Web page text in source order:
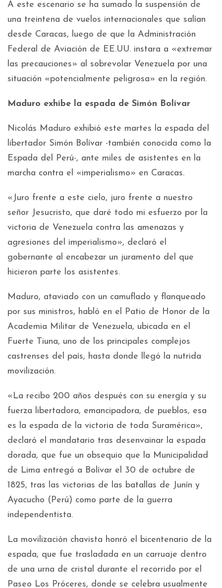
A este escenario se ha sumado la suspensión de
una treintena de vuelos internacionales que salían
desde Caracas, luego de que la Administración
Federal de Aviación de EE.UU. instara a «extremar
las precauciones» al sobrevolar Venezuela por una
situación «potencialmente peligrosa» en la región.
Maduro exhibe la espada de Simón Bolívar
Nicolás Maduro exhibió este martes la espada del
libertador Simón Bolívar -también conocida como la
Espada del Perú-, ante miles de asistentes en la
marcha contra el «imperialismo» en Caracas.
«Juro frente a este cielo, juro frente a nuestro
señor Jesucristo, que daré todo mi esfuerzo por la
victoria de Venezuela contra las amenazas y
agresiones del imperialismo», declaró el
gobernante al encabezar un juramento del que
hicieron parte los asistentes.
Maduro, ataviado con un camuflado y flanqueado
por sus ministros, habló en el Patio de Honor de la
Academia Militar de Venezuela, ubicada en el
Fuerte Tiuna, uno de los principales complejos
castrenses del país, hasta donde llegó la nutrida
movilización.
«La recibo 200 años después con su energía y su
fuerza libertadora, emancipadora, de pueblos, esa
es la espada de la victoria de toda Suramérica»,
declaró el mandatario tras desenvainar la espada
dorada, que fue un obsequio que la Municipalidad
de Lima entregó a Bolívar el 30 de octubre de
1825, tras las victorias de las batallas de Junín y
Ayacucho (Perú) como parte de la guerra
independentista.
La movilización chavista honró el bicentenario de la
espada, que fue trasladada en un carruaje dentro
de una urna de cristal durante el recorrido por el
Paseo Los Próceres, donde se celebra usualmente